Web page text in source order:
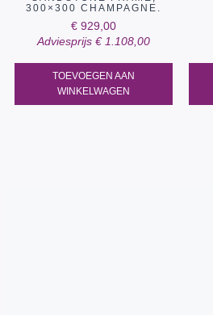
300×300 CHAMPAGNE.
€ 929,00
Adviesprijs €1.108,00
TOEVOEGEN AAN
WINKELWAGEN